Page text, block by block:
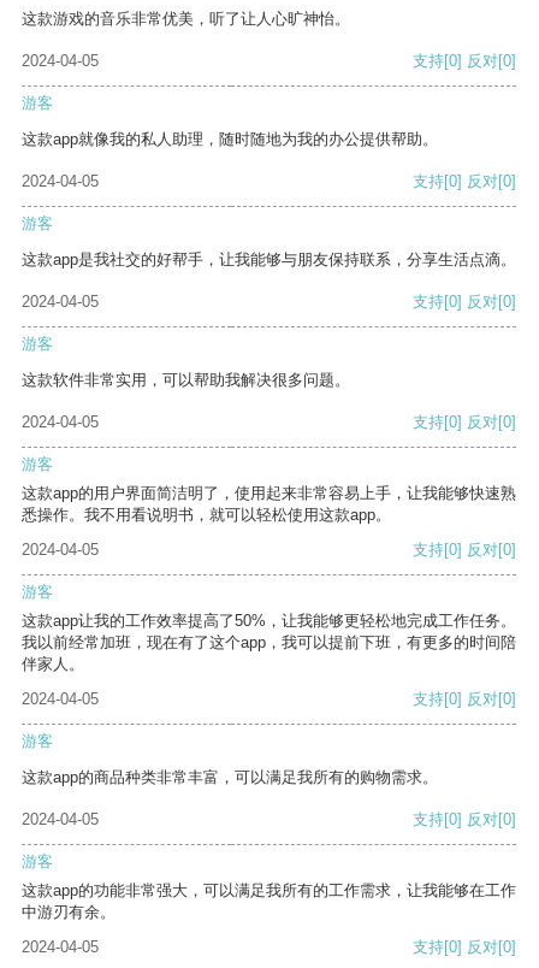
这款游戏的音乐非常优美，听了让人心旷神怡。
2024-04-05 支持[0] 反对[0]
游客
这款app就像我的私人助理，随时随地为我的办公提供帮助。
2024-04-05 支持[0] 反对[0]
游客
这款app是我社交的好帮手，让我能够与朋友保持联系，分享生活点滴。
2024-04-05 支持[0] 反对[0]
游客
这款软件非常实用，可以帮助我解决很多问题。
2024-04-05 支持[0] 反对[0]
游客
这款app的用户界面简洁明了，使用起来非常容易上手，让我能够快速熟
悉操作。我不用看说明书，就可以轻松使用这款app。
2024-04-05
支持[0] 反对[0]
游客
这款app让我的工作效率提高了50%，让我能够更轻松地完成工作任务。
我以前经常加班，现在有了这个app，我可以提前下班，有更多的时间陪
伴家人。
2024-04-05
支持[0] 反对[0]
游客
这款app的商品种类非常丰富，可以满足我所有的购物需求。
2024-04-05 支持[0] 反对[0]
游客
这款app的功能非常强大，可以满足我所有的工作需求，让我能够在工作
中游刃有余。
2024-04-05
支持[0] 反对[0]